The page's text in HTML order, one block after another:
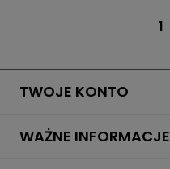
1
TWOJE KONTO
WAŻNE INFORMACJE